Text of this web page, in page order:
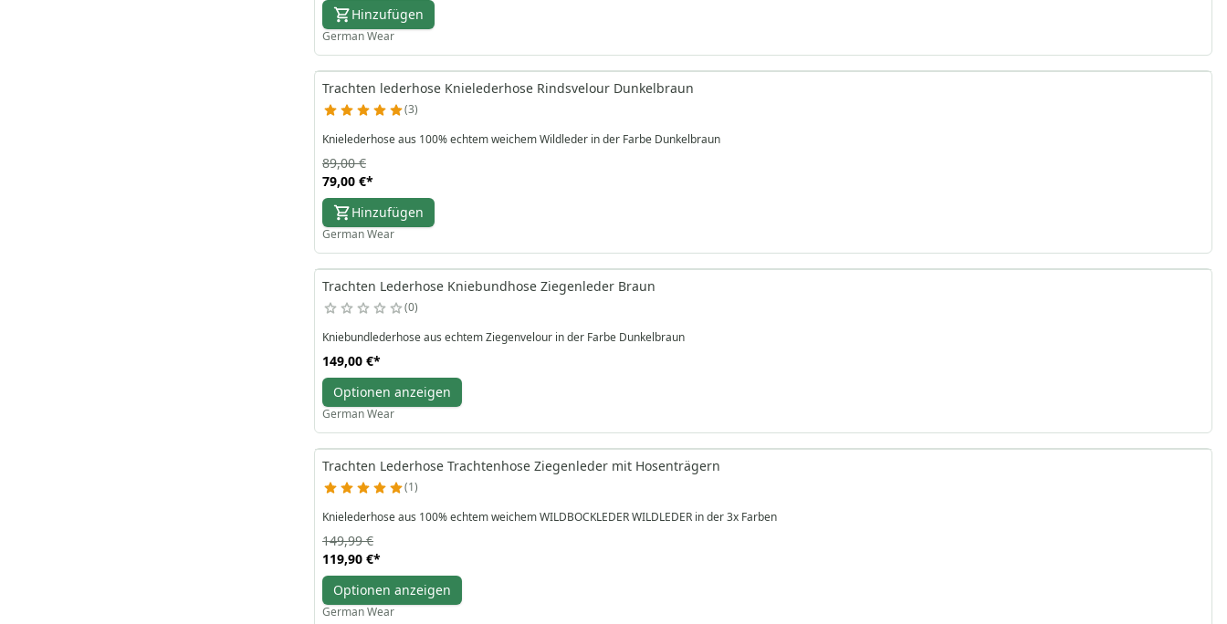
Hinzufügen
German Wear
Trachten lederhose Knielederhose Rindsvelour Dunkelbraun
3
Knielederhose aus 100% echtem weichem Wildleder in der Farbe Dunkelbraun
79,00 €*
89,00 €
Hinzufügen
German Wear
Trachten Lederhose Kniebundhose Ziegenleder Braun
0
Kniebundlederhose aus echtem Ziegenvelour in der Farbe Dunkelbraun
149,00 €*
Optionen anzeigen
German Wear
Trachten Lederhose Trachtenhose Ziegenleder mit Hosenträgern
1
Knielederhose aus 100% echtem weichem WILDBOCKLEDER WILDLEDER in der 3x Farben
119,90 €*
149,99 €
Optionen anzeigen
German Wear